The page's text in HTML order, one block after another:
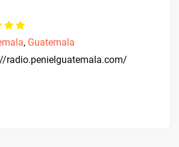
, Guatemala
radio.penielguatemala.com/